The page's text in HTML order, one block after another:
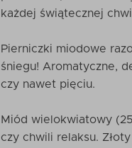
każdej świątecznej
Pierniczki miodowe
śniegu! Aromatyczne,
czy nawet pięciu.
Miód wielokwiatowy
czy chwili relaksu.